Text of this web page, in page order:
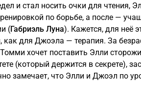
и стал носить очки для чтения,
по борьбе, а после —
(Габриэль Луна). Кажется, для неё
как для Джоэла — терапия. За
хочет поставить Элли
(который держится в секрете),
замечает, что Элли и Джоэл по